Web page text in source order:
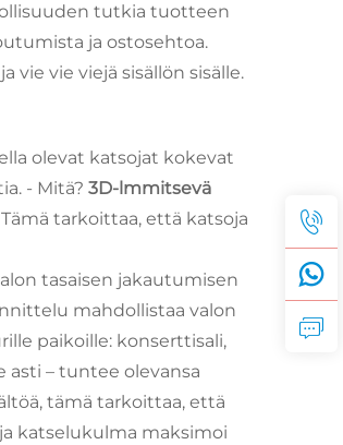
tutkia tuotteen
ja ostosehtoa.
vie viejä sisällön sisälle.
olevat katsojat kokevat
- Mitä? 3D-lmmitsevä
tarkoittaa, että katsoja
tasaisen jakautumisen
mahdollistaa valon
paikoille: konserttisali,
asti – tuntee olevansa
tämä tarkoittaa, että
katselukulma maksimoi